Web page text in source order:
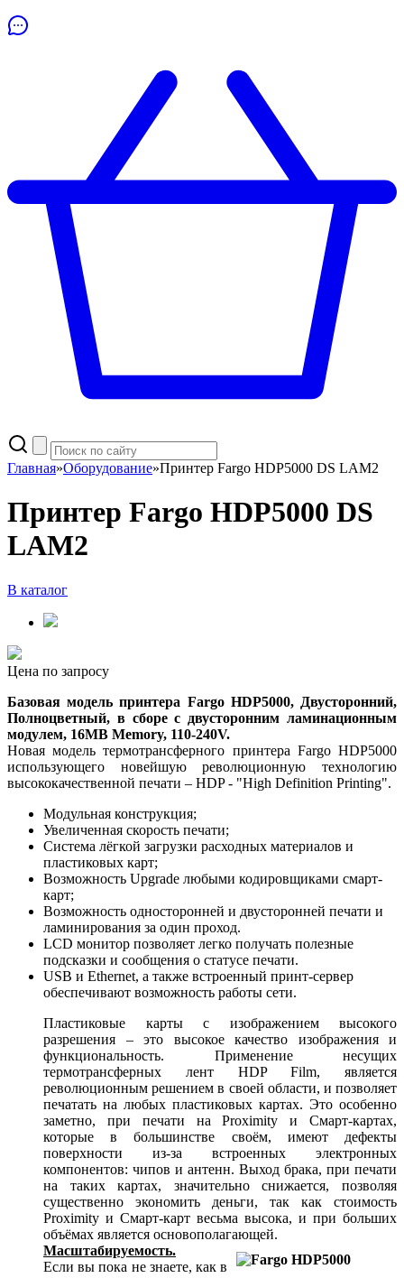
Главная»Оборудование»Принтер Fargo HDP5000 DS LAM2
Принтер Fargo HDP5000 DS
LAM2
В каталог
Цена по запросу
Базовая модель принтера Fargo HDP5000, Двусторонний,
Полноцветный, в сборе с двусторонним ламинационным
модулем, 16MB Memory, 110-240V.
Новая модель термотрансферного принтера Fargo HDP5000
использующего новейшую революционную технологию
высококачественной печати – HDP - "High Definition Printing".
Модульная конструкция;
Увеличенная скорость печати;
Система лёгкой загрузки расходных материалов и
пластиковых карт;
Возможность Upgrade любыми кодировщиками смарт-
карт;
Возможность односторонней и двусторонней печати и
ламинирования за один проход.
LCD монитор позволяет легко получать полезные
подсказки и сообщения о статусе печати.
USB и Ethernet, а также встроенный принт-сервер
обеспечивают возможность работы сети.
Пластиковые карты с изображением высокого
разрешения – это высокое качество изображения и
функциональность. Применение несущих
термотрансферных лент HDP Film, является
революционным решением в своей области, и позволяет
печатать на любых пластиковых картах. Это особенно
заметно, при печати на Proximity и Смарт-картах,
которые в большинстве своём, имеют дефекты
поверхности из-за встроенных электронных
компонентов: чипов и антенн. Выход брака, при печати
на таких картах, значительно снижается, позволяя
существенно экономить деньги, так как стоимость
Proximity и Смарт-карт весьма высока, и при больших
объёмах является основополагающей.
Масштабируемость.
Если вы пока не знаете, как в